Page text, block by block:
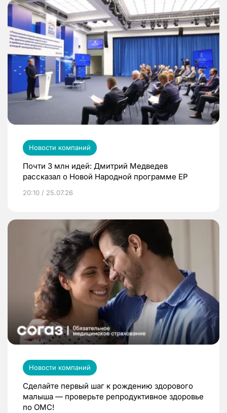
Новости компаний
Почти 3 млн идей: Дмитрий Медведев
рассказал о Новой Народной программе ЕР
20:10 / 25.07.26
Новости компаний
Сделайте первый шаг к рождению здорового
малыша — проверьте репродуктивное здоровье
по ОМС!